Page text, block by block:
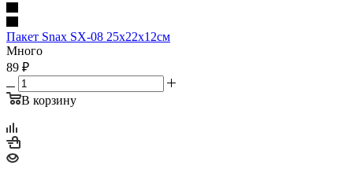
Пакет Snax SX-08 25х22х12см
Много
89 ₽
В корзину